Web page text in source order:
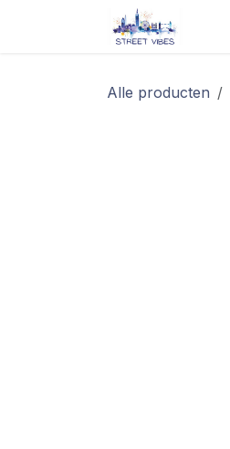
Overslaan naar inhoud
Alle producten